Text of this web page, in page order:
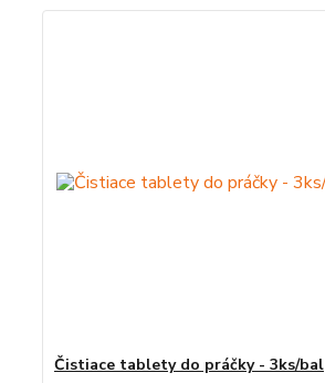
Čistiace tablety do práčky - 3ks/bal